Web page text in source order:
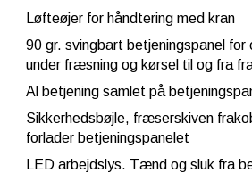
Løfteøjer for håndtering med kran
90 gr. svingbart betjeningspanel
under fræsning og kørsel til og fra
Al betjening samlet på
Sikkerhedsbøjle, fræserskiven
forlader betjeningspanelet
LED arbejdslys. Tænd og sluk fra